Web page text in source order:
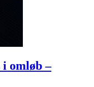
i omløb –